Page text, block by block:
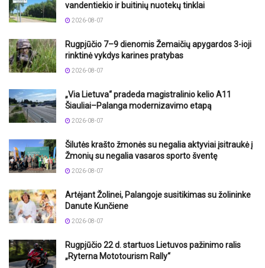
vandentiekio ir buitinių nuotekų tinklai
2026-08-07
Rugpjūčio 7–9 dienomis Žemaičių apygardos 3-ioji
rinktinė vykdys karines pratybas
2026-08-07
„Via Lietuva“ pradeda magistralinio kelio A11
Šiauliai–Palanga modernizavimo etapą
2026-08-07
Šilutės krašto žmonės su negalia aktyviai įsitraukė į
Žmonių su negalia vasaros sporto šventę
2026-08-07
Artėjant Žolinei, Palangoje susitikimas su žolininke
Danute Kunčiene
2026-08-07
Rugpjūčio 22 d. startuos Lietuvos pažinimo ralis
„Ryterna Mototourism Rally“